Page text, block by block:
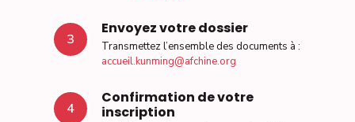
3
Envoyez votre dossier
Transmettez l’ensemble des documents à :
accueil.kunming@afchine.org
4
Confirmation de votre
inscription